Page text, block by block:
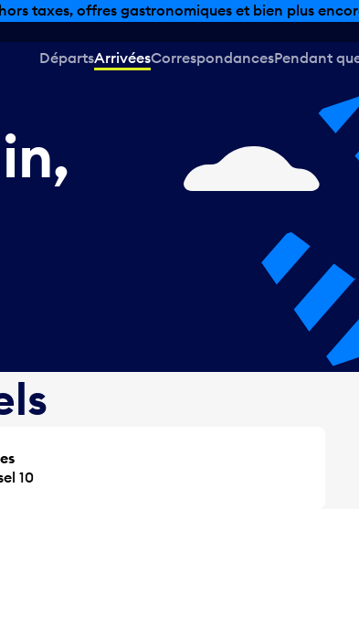
taxes, offres gastronomiques et bien plus
DépartsArrivéesCorrespondancesPendant
10